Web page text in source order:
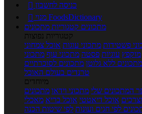
 כניסה לחשבון

מנוי FoodsDictionary
מתכונים קטגוריות מתכונים
קטגוריות נפוצות
פשטידות מתכוני עוגות אוכל צמחוני
מוקפץ עוגיות פסטה מתכוני עוף מתכוני
מתכונים ללא גלוטן מתכונים לסוכרתיים
טרנדים בעולם האוכל
מיוחדים
המתכונים שלי מתכוני וידאו מתכונים
אוכל דיאטטי אוכל בריא מאכלי
לפי חגים ועונות לפי שיטות הכנה